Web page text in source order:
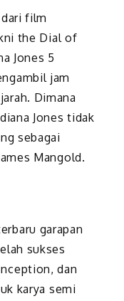
film
the Dial of
Jones 5
jam
Dimana
Jones tidak
sebagai
Mangold.
garapan
sukses
dan
karya semi